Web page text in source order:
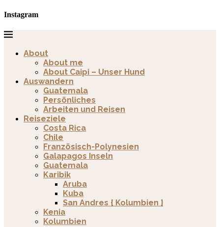
Instagram
About
About me
About Caipi – Unser Hund
Auswandern
Guatemala
Persönliches
Arbeiten und Reisen
Reiseziele
Costa Rica
Chile
Französisch-Polynesien
Galapagos Inseln
Guatemala
Karibik
Aruba
Kuba
San Andres { Kolumbien }
Kenia
Kolumbien